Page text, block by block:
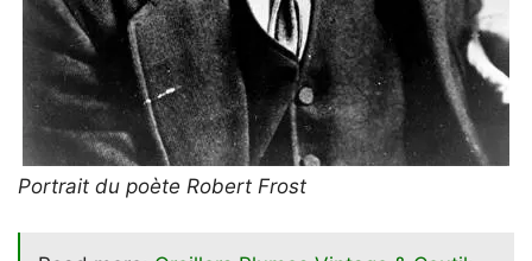
Portrait du poète Robert Frost